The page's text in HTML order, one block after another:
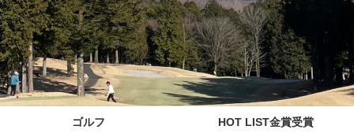
ゴルフ HOT LIST金賞受賞